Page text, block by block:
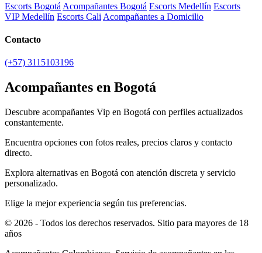
Escorts Bogotá Acompañantes Bogotá Escorts Medellín Escorts
VIP Medellín Escorts Cali Acompañantes a Domicilio
Contacto
(+57) 3115103196
Acompañantes en Bogotá
Descubre acompañantes Vip en Bogotá con perfiles actualizados
constantemente.
Encuentra opciones con fotos reales, precios claros y contacto
directo.
Explora alternativas en Bogotá con atención discreta y servicio
personalizado.
Elige la mejor experiencia según tus preferencias.
© 2026 - Todos los derechos reservados. Sitio para mayores de 18
años